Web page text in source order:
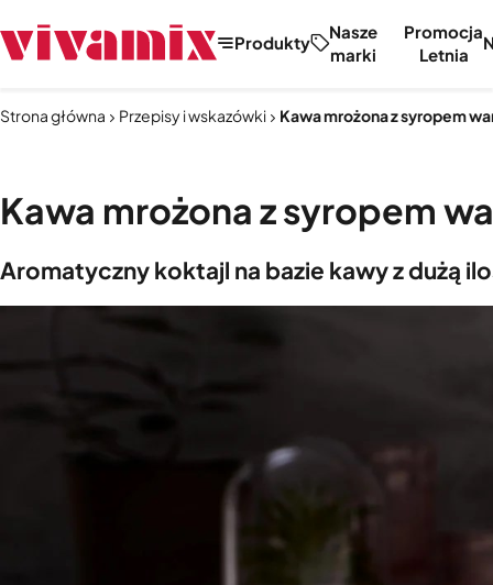
Produkty
Nasze
marki
Promocja
Letnia
Strona główna Przepisy i wskazówki Kawa mrożona z syropem
Kawa mrożona z syropem
Aromatyczny koktajl na bazie kawy z dużą